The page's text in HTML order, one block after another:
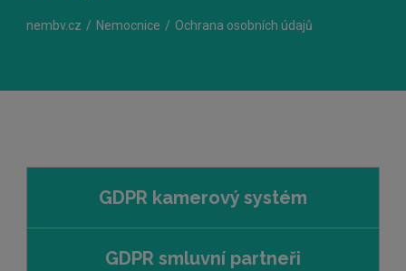
nembv.cz Nemocnice Ochrana osobních údajů
GDPR kamerový systém
GDPR smluvní partneři